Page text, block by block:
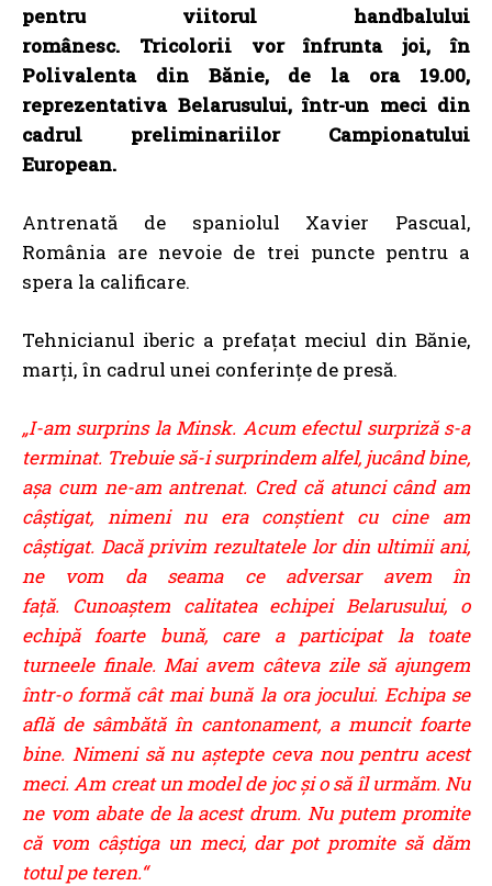
pentru viitorul handbalului
românesc. Tricolorii vor înfrunta joi, în
Polivalenta din Bănie, de la ora 19.00,
reprezentativa Belarusului, într-un meci din
cadrul preliminariilor Campionatului
European.
Antrenată de spaniolul Xavier Pascual,
România are nevoie de trei puncte pentru a
spera la calificare.
Tehnicianul iberic a prefațat meciul din Bănie,
marți, în cadrul unei conferințe de presă.
„I-am surprins la Minsk. Acum efectul surpriză s-a
terminat. Trebuie să-i surprindem alfel, jucând bine,
așa cum ne-am antrenat. Cred că atunci când am
câștigat, nimeni nu era conștient cu cine am
câștigat. Dacă privim rezultatele lor din ultimii ani,
ne vom da seama ce adversar avem în
față. Cunoaștem calitatea echipei Belarusului, o
echipă foarte bună, care a participat la toate
turneele finale. Mai avem câteva zile să ajungem
într-o formă cât mai bună la ora jocului. Echipa se
află de sâmbătă în cantonament, a muncit foarte
bine. Nimeni să nu aștepte ceva nou pentru acest
meci. Am creat un model de joc și o să îl urmăm. Nu
ne vom abate de la acest drum. Nu putem promite
că vom câștiga un meci, dar pot promite să dăm
totul pe teren.“